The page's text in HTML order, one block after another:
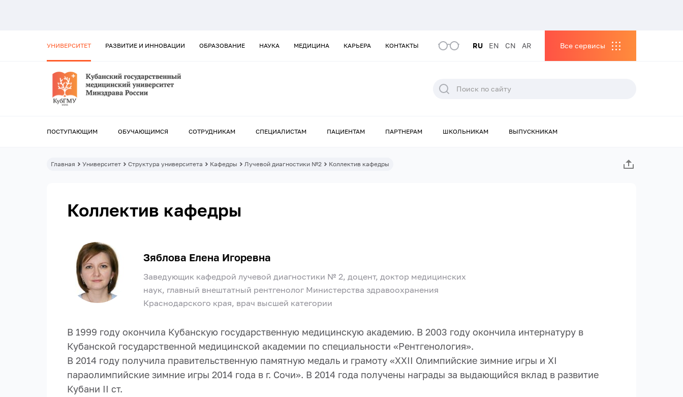
УНИВЕРСИТЕТ РАЗВИТИЕ И ИННОВАЦИИ ОБРАЗОВАНИЕ НАУКА МЕДИЦИНА КАРЬЕРА КОНТАКТЫ RU EN CN AR Все сервисы
ПОСТУПАЮЩИМ ОБУЧАЮЩИМСЯ СОТРУДНИКАМ СПЕЦИАЛИСТАМ ПАЦИЕНТАМ ПАРТНЕРАМ ШКОЛЬНИКАМ ВЫПУСКНИКАМ
Главная Университет Структура университета Кафедры Лучевой диагностики №2 Коллектив кафедры
Коллектив кафедры
Зяблова Елена Игоревна
Заведующик кафедрой лучевой диагностики № 2, доцент, доктор медицинских
наук, главный внештатный рентгенолог Министерства здравоохранения
Краснодарского края, врач высшей категории
В 1999 году окончила Кубанскую государственную медицинскую академию. В 2003 году окончила интернатуру в
Кубанской государственной медицинской академии по специальности «Рентгенология».
В 2014 году получила правительственную памятную медаль и грамоту «ХХII Олимпийские зимние игры и ХI
параолимпийские зимние игры 2014 года в г. Сочи». В 2014 года получены награды за выдающийся вклад в развитие
Кубани II ст.